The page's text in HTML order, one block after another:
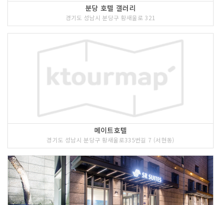
분당 호텔 갤러리
경기도 성남시 분당구 황새울로 321
메이트호텔
경기도 성남시 분당구 황새울로335번길 7 (서현동)